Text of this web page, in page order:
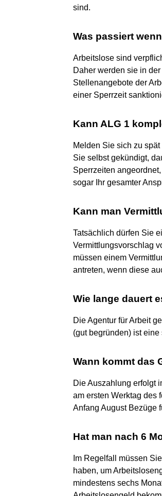
sind.
Was passiert
Arbeitslose sind
Daher werden sie in
Stellenangebote der
einer Sperrzeit
Kann ALG 1
Melden Sie sich zu
Sie selbst gekündigt,
Sperrzeiten
sogar Ihr gesamter
Kann man
Tatsächlich dürfen Sie
Vermittlungsvorschlag
müssen einem
antreten, wenn diese
Wie lange dauert
Die Agentur für Arbeit
(gut begründen) ist
Wann kommt das
Die Auszahlung erfolgt
am ersten Werktag des
Anfang August Bezüge
Hat man nach 6
Im Regelfall müssen
haben, um
mindestens sechs